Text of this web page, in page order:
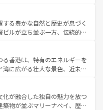
の多彩な魅力を心ゆくまで味
ほしい。 なお、新着の韓国情報はコンテンツ一
く。ハノイの古い町並みやホ
代の建物も、独特の雰囲気を
エティの豊かさとおいしさで
ベトナムコーヒーなどは、ぜ
地域を訪れてもあたたかい人々
、きっと忘れられない旅にな
る豊かな自然と歴史が息づく
ルが立ち並ぶ一方、伝統的な
ではチェンマイなどの山岳地
ではプーケットやクラビの美し
しむことができる。タイ料理
、どの季節にも異なる楽しみ
いタイの人々、仏教を中心とし
源が、訪れる旅人を魅了し続
る香港は、特有のエネルギーを
に広がる壮大な景色、近未来
はず。観光スポットが密集し
を回れるのも魅力。息をのむよ
で、香港を存分に楽しみ尽く
化が融合した独自の魅力を放つ
物が並ぶマリーナベイ、歴史